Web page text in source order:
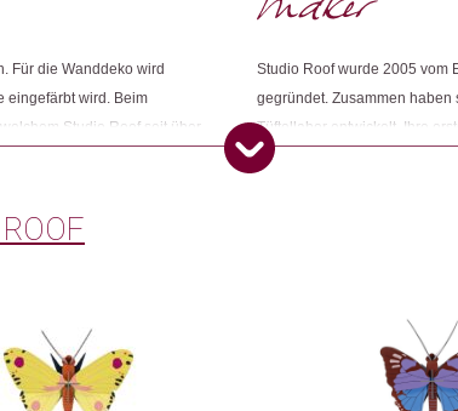
Dieses Produkt weiterempfehlen:
Für die Wanddeko wird
eingefärbt wird. Beim
Studio Roof seit über
Studio Roof wurde 2005 vom
gegründet. Zusammen
Tüftellabor entwickelt. Ihre
Kindern gestalteten. Das hat